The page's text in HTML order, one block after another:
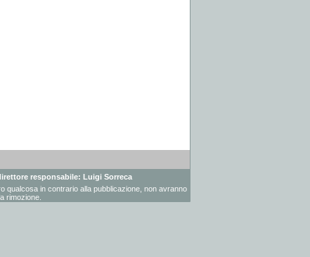
responsabile: Luigi Sorreca
qualcosa in contrario alla pubblicazione, non avranno
rimozione.